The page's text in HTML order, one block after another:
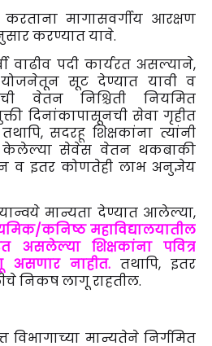
मागासवर्गीय आरक्षण
करण्यात यावे.
वाढीव पदी कार्यरत असल्याने,
सूट देण्यात यावी व
वेतन निश्चिती नियमित
दिनांकापासूनची सेवा गृहीत
सदरहू शिक्षकांना त्यांनी
केलेल्या सेवेस वेतन थकबाकी
व इतर कोणतेही लाभ अनुज्ञेय
मान्यता देण्यात आलेल्या,
कनिष्ठ महाविद्यालयातील
असलेल्या शिक्षकांना पवित्र
असणार नाहीत. तथापि, इतर
निकष लागू राहतील.
विभागाच्या मान्यतेने निर्गमित